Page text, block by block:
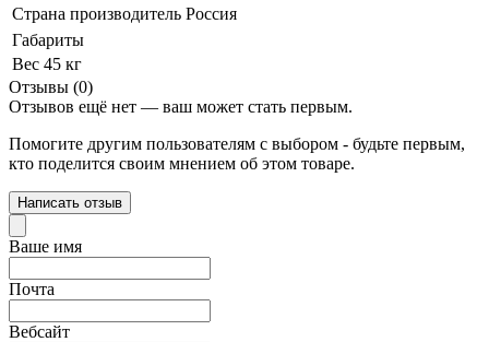
Страна производитель Россия
Габариты
Вес 45 кг
Отзывы (0)
Отзывов ещё нет — ваш может стать первым.
Помогите другим пользователям с выбором - будьте первым,
кто поделится своим мнением об этом товаре.
Написать отзыв
Ваше имя
Почта
Вебсайт